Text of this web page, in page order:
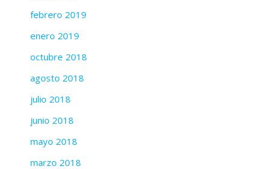
febrero 2019
enero 2019
octubre 2018
agosto 2018
julio 2018
junio 2018
mayo 2018
marzo 2018